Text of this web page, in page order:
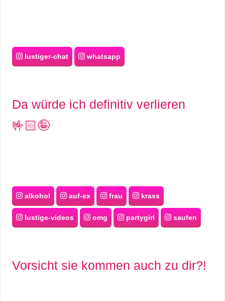
lustiger-chat whatsapp
Da würde ich definitiv verlieren
🤟🏻🤪
alkohol auf-ex frau krass
lustige-videos omg partygirl saufen
Vorsicht sie kommen auch zu dir?!